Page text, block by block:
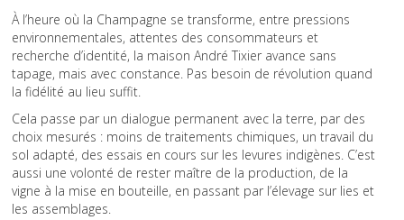
À l’heure où la Champagne se transforme, entre pressions
environnementales, attentes des consommateurs et
recherche d’identité, la maison André Tixier avance sans
tapage, mais avec constance. Pas besoin de révolution quand
la fidélité au lieu suffit.
Cela passe par un dialogue permanent avec la terre, par des
choix mesurés : moins de traitements chimiques, un travail du
sol adapté, des essais en cours sur les levures indigènes. C’est
aussi une volonté de rester maître de la production, de la
vigne à la mise en bouteille, en passant par l’élevage sur lies et
les assemblages.